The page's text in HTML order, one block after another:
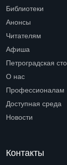
Библиотеки
Анонсы
Читателям
Афиша
Петроградская
О нас
Профессионалам
Доступная среда
Новости
Контакты